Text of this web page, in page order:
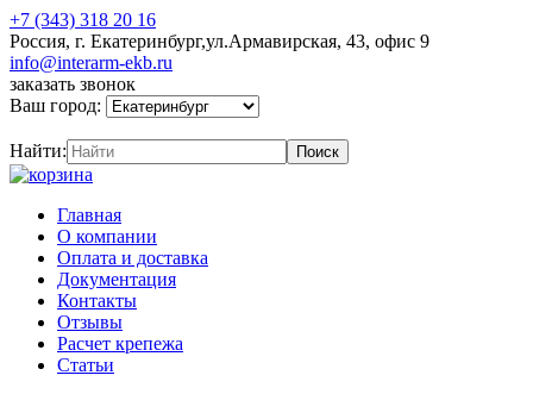
+7 (343) 318 20 16
Россия, г. Екатеринбург,ул.Армавирская, 43, офис 9
info@interarm-ekb.ru
заказать звонок
Ваш город:
Найти:
Главная
О компании
Оплата и доставка
Документация
Контакты
Отзывы
Расчет крепежа
Статьи